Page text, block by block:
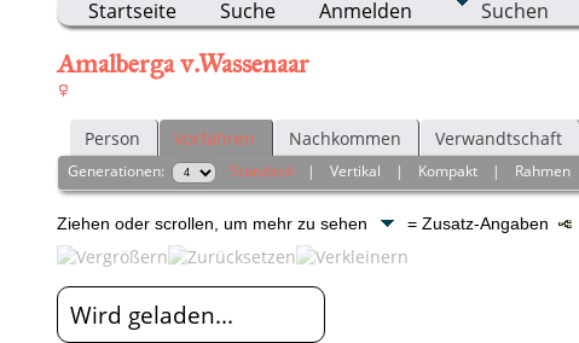
Startseite Suche Anmelden Suchen
Amalberga v.Wassenaar
Person Vorfahren Nachkommen Verwandtschaft
Generationen: Standard |Vertikal | Kompakt | Rahmen
Ziehen oder scrollen, um mehr zu sehen = Zusatz-Angaben
Wird geladen...